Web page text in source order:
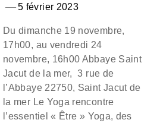
5 février 2023
Du dimanche 19 novembre,
17h00, au vendredi 24
novembre, 16h00 Abbaye Saint
Jacut de la mer, 3 rue de
l’Abbaye 22750, Saint Jacut de
la mer Le Yoga rencontre
l’essentiel « Être » Yoga, des